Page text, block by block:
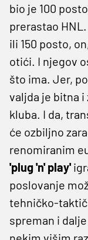
bio je 100
prerastao
ili 150 posto,
otići. I njegov
što ima. Jer,
valjda je bitna i
kluba. I da,
će ozbiljno
renomiranim
'plug 'n' play'
poslovanje
tehničko-
spreman i